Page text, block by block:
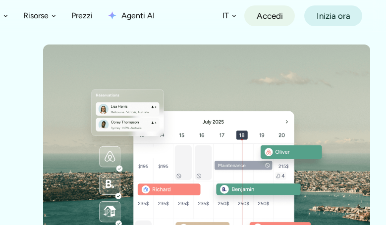
Risorse Prezzi Agenti AI IT Accedi Inizia ora
Italiano